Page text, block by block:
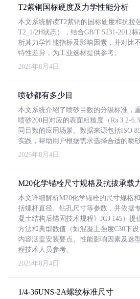
T2紫铜国标硬度及力学性能分析
本文系统解读T2紫铜的国标硬度和抗拉
T2_1/2H状态），结合GB/T 5231-2012
析其力学性能指标及影响因素，并对比
特性差异，为工业选材提供参考。
2026年8月4日
喷砂都有多少目
本文系统介绍了喷砂目数的分级标准，
喷砂200目对应的表面粗糙度（Ra 3.2-
同目数的应用场景。数据来源包括ISO
实践，帮助用户根据需求选择合适的喷砂
2026年8月4日
M20化学锚栓尺寸规格及抗拔承载
本文详细解析M20化学锚栓的尺寸规格
括螺杆直径、钻孔尺寸等参数，并依据
凝土结构后锚固技术规程》JGJ 145）提
方法和典型数值（如混凝土强度C30下设
内容涵盖安装要点、性能影响因素及选
程技术人员参考。
2026年8月4日
1/4-36UNS-2A螺纹标准尺寸